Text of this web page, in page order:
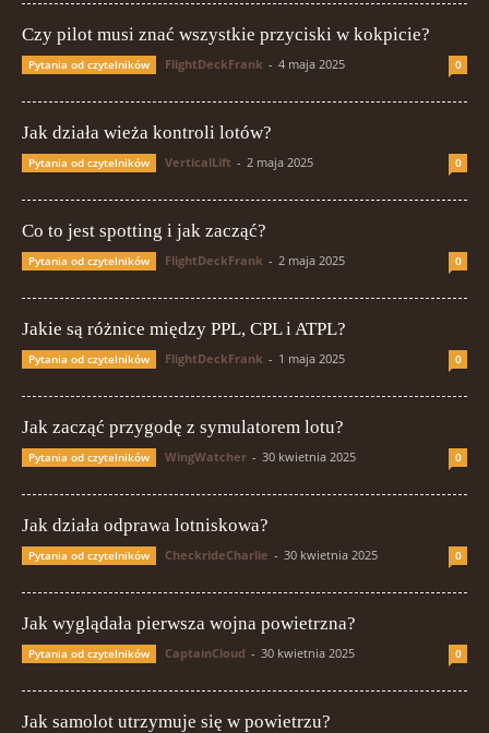
Czy pilot musi znać wszystkie przyciski w kokpicie?
Pytania od czytelników FlightDeckFrank - 4 maja 2025 0
Jak działa wieża kontroli lotów?
Pytania od czytelników VerticalLift - 2 maja 2025 0
Co to jest spotting i jak zacząć?
Pytania od czytelników FlightDeckFrank - 2 maja 2025 0
Jakie są różnice między PPL, CPL i ATPL?
Pytania od czytelników FlightDeckFrank - 1 maja 2025 0
Jak zacząć przygodę z symulatorem lotu?
Pytania od czytelników WingWatcher - 30 kwietnia 2025 0
Jak działa odprawa lotniskowa?
Pytania od czytelników CheckrideCharlie - 30 kwietnia 2025 0
Jak wyglądała pierwsza wojna powietrzna?
Pytania od czytelników CaptainCloud - 30 kwietnia 2025 0
Jak samolot utrzymuje się w powietrzu?